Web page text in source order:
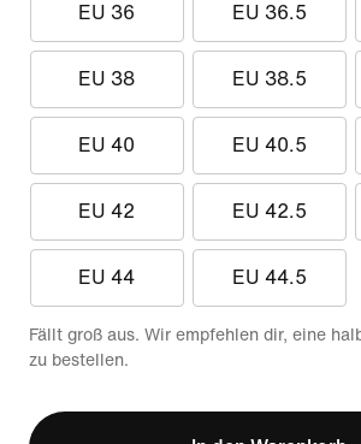
EU 36 EU 36.5
EU 38 EU 38.5
EU 40 EU 40.5
EU 42 EU 42.5
EU 44 EU 44.5
Fällt groß aus. Wir empfehlen dir, eine
zu bestellen.